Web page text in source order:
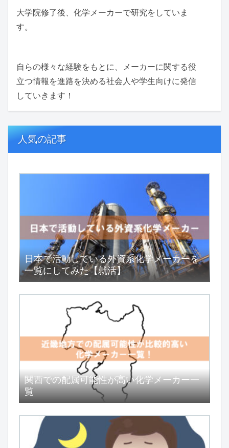
大学院修了後、化学メーカーで研究をしていま
す。
自らの様々な経験をもとに、メーカーに関する役
立つ情報を進路を決める社会人や学生向けに発信
していきます！
人気の記事
日本で活動している外資系化学メーカーを
一覧にしてみた【就活】
関西での配属可能性が高い化学メーカー一
覧